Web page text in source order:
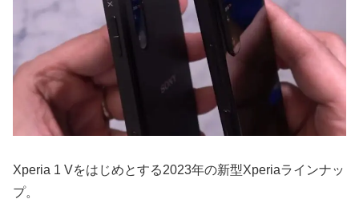
Xperia 1 Vをはじめとする2023年の新型Xperiaラインナッ
プ。